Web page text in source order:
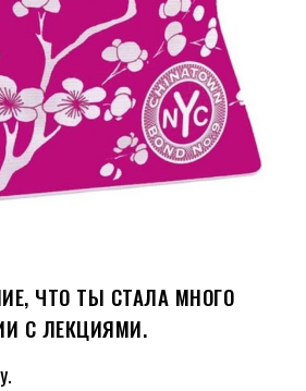
ЧТО ТЫ СТАЛА МНОГО
С ЛЕКЦИЯМИ.